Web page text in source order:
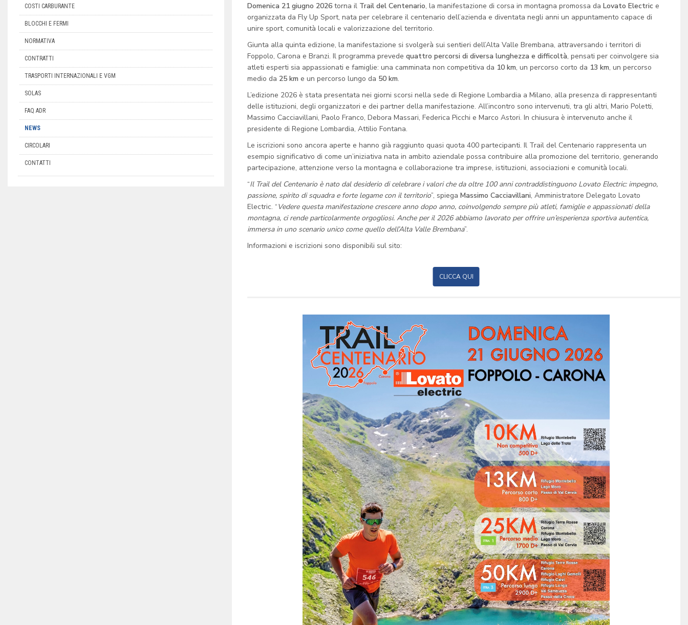
COSTI CARBURANTE
BLOCCHI E FERMI
NORMATIVA
CONTRATTI
TRASPORTI INTERNAZIONALI E VGM
SOLAS
FAQ ADR
NEWS
CIRCOLARI
CONTATTI
Domenica 21 giugno 2026 torna il Trail del Centenario, la manifestazione di corsa in montagna promossa da Lovato Electric e
organizzata da Fly Up Sport, nata per celebrare il centenario dell’azienda e diventata negli anni un appuntamento capace di
unire sport, comunità locali e valorizzazione del territorio.
Giunta alla quinta edizione, la manifestazione si svolgerà sui sentieri dell’Alta Valle Brembana, attraversando i territori di
Foppolo, Carona e Branzi. Il programma prevede quattro percorsi di diversa lunghezza e difficoltà, pensati per coinvolgere sia
atleti esperti sia appassionati e famiglie: una camminata non competitiva da 10 km, un percorso corto da 13 km, un percorso
medio da 25 km e un percorso lungo da 50 km.
L’edizione 2026 è stata presentata nei giorni scorsi nella sede di Regione Lombardia a Milano, alla presenza di rappresentanti
delle istituzioni, degli organizzatori e dei partner della manifestazione. All’incontro sono intervenuti, tra gli altri, Mario Poletti,
Massimo Cacciavillani, Paolo Franco, Debora Massari, Federica Picchi e Marco Astori. In chiusura è intervenuto anche il
presidente di Regione Lombardia, Attilio Fontana.
Le iscrizioni sono ancora aperte e hanno già raggiunto quasi quota 400 partecipanti. Il Trail del Centenario rappresenta un
esempio significativo di come un’iniziativa nata in ambito aziendale possa contribuire alla promozione del territorio, generando
partecipazione, attenzione verso la montagna e collaborazione tra imprese, istituzioni, associazioni e comunità locali.
“Il Trail del Centenario è nato dal desiderio di celebrare i valori che da oltre 100 anni contraddistinguono Lovato Electric: impegno,
passione, spirito di squadra e forte legame con il territorio”, spiega Massimo Cacciavillani, Amministratore Delegato Lovato
Electric. “Vedere questa manifestazione crescere anno dopo anno, coinvolgendo sempre più atleti, famiglie e appassionati della
montagna, ci rende particolarmente orgogliosi. Anche per il 2026 abbiamo lavorato per offrire un’esperienza sportiva autentica,
immersa in uno scenario unico come quello dell’Alta Valle Brembana”.
Informazioni e iscrizioni sono disponibili sul sito:
CLICCA QUI